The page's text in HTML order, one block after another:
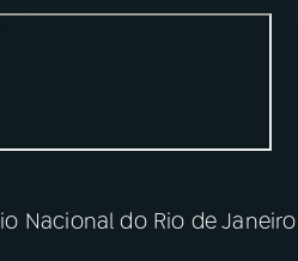
Nacional do Rio de